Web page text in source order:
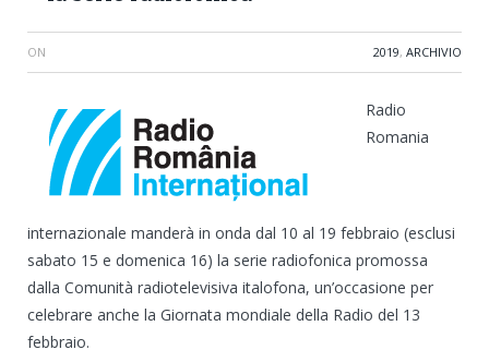
ON 2019, ARCHIVIO
Radio
Romania
internazionale manderà in onda dal 10 al 19 febbraio (esclusi
sabato 15 e domenica 16) la serie radiofonica promossa
dalla Comunità radiotelevisiva italofona, un’occasione per
celebrare anche la Giornata mondiale della Radio del 13
febbraio.